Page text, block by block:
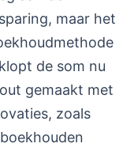
maar het
de som nu
gemaakt met
zoals